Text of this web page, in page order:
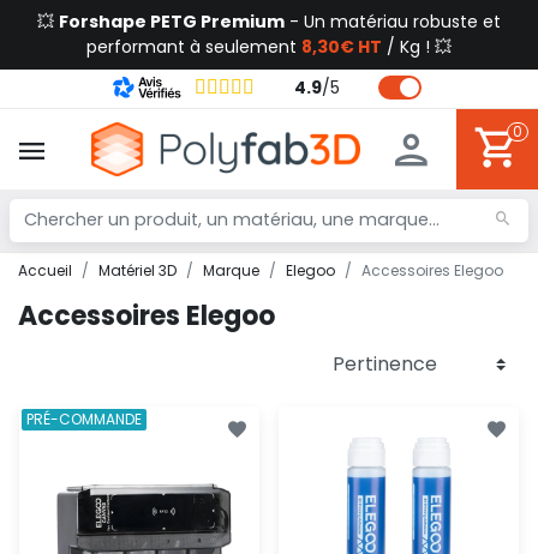
💥 Forshape PETG Premium - Un matériau robuste et
performant à seulement 8,30€ HT / Kg ! 💥
4.9/5
0
Accueil Matériel 3D Marque Elegoo Accessoires Elegoo
Accessoires Elegoo
PRÉ-COMMANDE